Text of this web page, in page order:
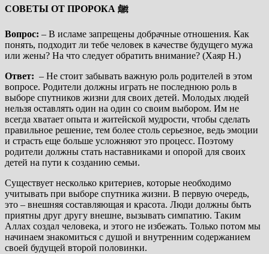
СОВЕТЫ ОТ ПРОРОКА ﷺ
Вопрос: – В исламе запрещены добрачные отношения. Как
понять, подходит ли тебе человек в качестве будущего мужа
или жены? На что следует обратить внимание? (Хаяр Н.)
Ответ: – Не стоит забывать важную роль родителей в этом
вопросе. Родители должны играть не последнюю роль в
выборе спутников жизни для своих детей. Молодых людей
нельзя оставлять один на один со своим выбором. Им не
всегда хватает опыта и житейской мудрости, чтобы сделать
правильное решение, тем более столь серьезное, ведь эмоции
и страсть еще больше усложняют это процесс. Поэтому
родители должны стать наставниками и опорой для своих
детей на пути к созданию семьи.
Существует несколько критериев, которые необходимо
учитывать при выборе спутника жизни. В первую очередь,
это – внешняя составляющая и красота. Люди должны быть
приятны друг другу внешне, вызывать симпатию. Таким
Аллах создал человека, и этого не избежать. Только потом мы
начинаем знакомиться с душой и внутренним содержанием
своей будущей второй половинки.